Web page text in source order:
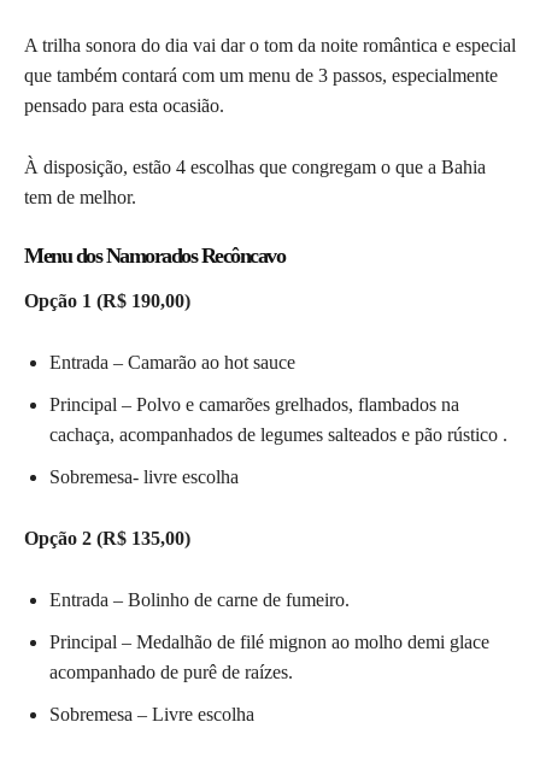
A trilha sonora do dia vai dar o tom da noite romântica e especial
que também contará com um menu de 3 passos, especialmente
pensado para esta ocasião.
À disposição, estão 4 escolhas que congregam o que a Bahia
tem de melhor.
Menu dos Namorados Recôncavo
Opção 1 (R$ 190,00)
Entrada – Camarão ao hot sauce
Principal – Polvo e camarões grelhados, flambados na
cachaça, acompanhados de legumes salteados e pão rústico .
Sobremesa- livre escolha
Opção 2 (R$ 135,00)
Entrada – Bolinho de carne de fumeiro.
Principal – Medalhão de filé mignon ao molho demi glace
acompanhado de purê de raízes.
Sobremesa – Livre escolha